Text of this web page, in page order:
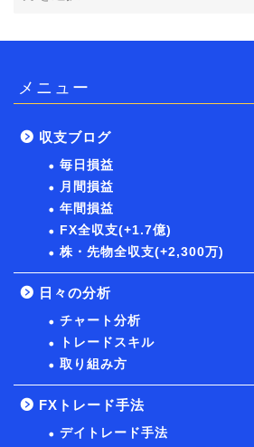
メニュー
収支ブログ
毎日損益
月間損益
年間損益
FX全収支(+1.7億)
株・先物全収支(+2,300万)
日々の分析
チャート分析
トレードスキル
取り組み方
FXトレード手法
デイトレード手法